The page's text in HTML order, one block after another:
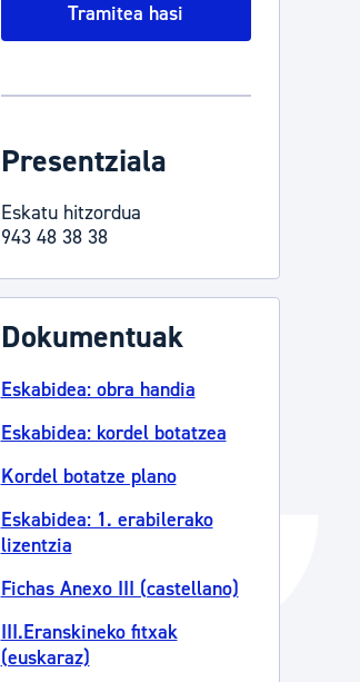
Izapideen katalogoa
Tramitaziorako laguntza
Tramitea hasi
Presentziala
Eskatu hitzordua
943 48 38 38
Dokumentuak
Eskabidea: obra handia
Eskabidea: kordel botatzea
Kordel botatze plano
Eskabidea: 1. erabilerako
lizentzia
Fichas Anexo III (castellano)
III.Eranskineko fitxak
(euskaraz)